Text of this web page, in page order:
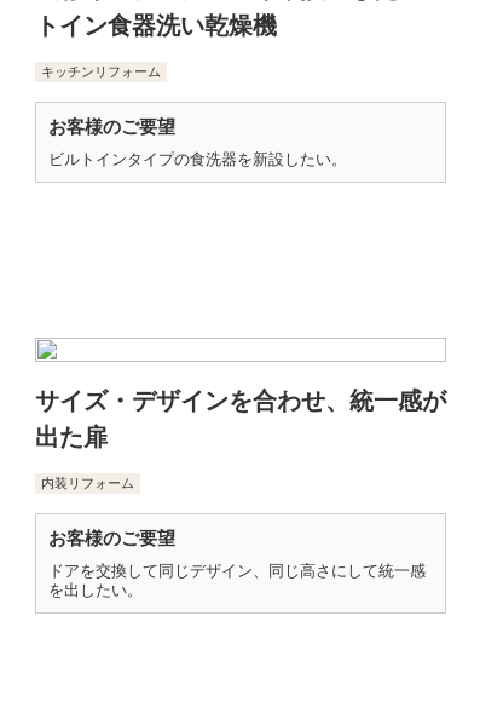
トイン食器洗い乾燥機
キッチンリフォーム
お客様のご要望
ビルトインタイプの食洗器を新設したい。
サイズ・デザインを合わせ、統一感が
出た扉
内装リフォーム
お客様のご要望
ドアを交換して同じデザイン、同じ高さにして統一感
を出したい。